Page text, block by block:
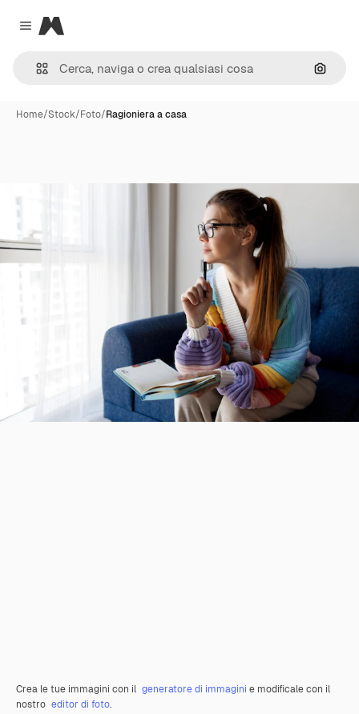
Close menu
Magnific
Cerca
Home/Stock/Foto/Ragioniera a casa
Crea le tue immagini con il generatore di immagini e modificale con il
nostro editor di foto.